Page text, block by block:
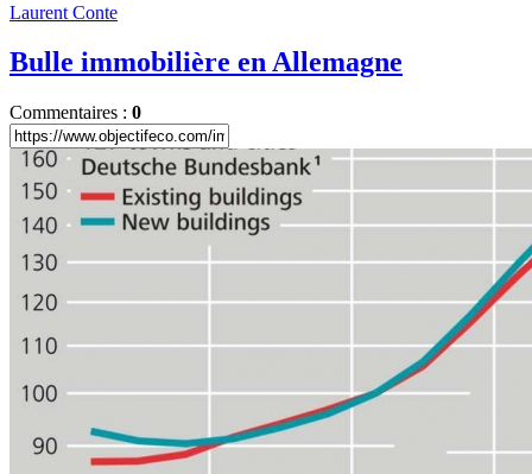
Laurent Conte
Bulle immobilière en Allemagne
Commentaires : 0